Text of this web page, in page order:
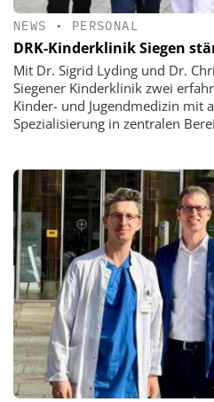
NEWS • PERSONAL
DRK-Kinderklinik Siegen
Mit Dr. Sigrid Lyding und Dr.
Siegener Kinderklinik zwei
Kinder- und Jugendmedizin mit
Spezialisierung in zentralen